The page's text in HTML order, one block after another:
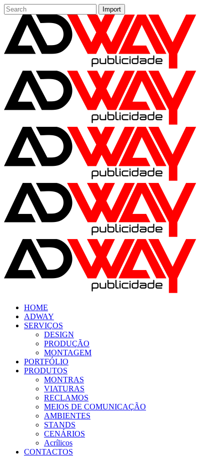
HOME
ADWAY
SERVIÇOS
DESIGN
PRODUÇÃO
MONTAGEM
PORTFÓLIO
PRODUTOS
MONTRAS
VIATURAS
RECLAMOS
MEIOS DE COMUNICAÇÃO
AMBIENTES
STANDS
CENÁRIOS
Acrílicos
CONTACTOS